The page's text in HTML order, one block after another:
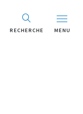
RECHERCHE MENU